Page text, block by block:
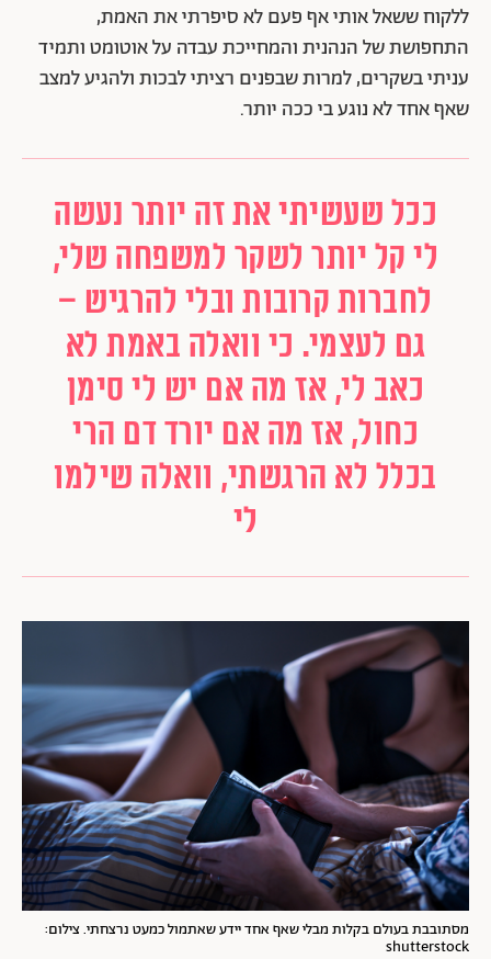
ללקוח ששאל אותי אף פעם לא סיפרתי את האמת,
התחפושת של הנהנית והמחייכת עבדה על אוטומט ותמיד
עניתי בשקרים, למרות שבפנים רציתי לבכות ולהגיע למצב
שאף אחד לא נוגע בי ככה יותר.
ככל שעשיתי את זה יותר נעשה
לי קל יותר לשקר למשפחה שלי,
לחברות קרובות ובלי להרגיש –
גם לעצמי. כי וואלה באמת לא
כאב לי, אז מה אם יש לי סימן
כחול, אז מה אם יורד דם הרי
בכלל לא הרגשתי, וואלה שילמו
לי
מסתובבת בעולם בקלות מבלי שאף אחד יידע שאתמול כמעט נרצחתי. צילום:
shutterstock